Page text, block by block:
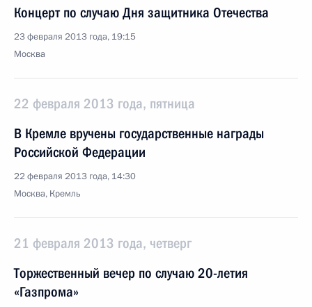
Концерт по случаю Дня защитника Отечества
23 февраля 2013 года, 19:15
Москва
22 февраля 2013 года, пятница
В Кремле вручены государственные награды
Российской Федерации
22 февраля 2013 года, 14:30
Москва, Кремль
21 февраля 2013 года, четверг
Торжественный вечер по случаю 20-летия
«Газпрома»